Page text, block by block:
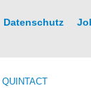
Datenschutz
QUINTACT